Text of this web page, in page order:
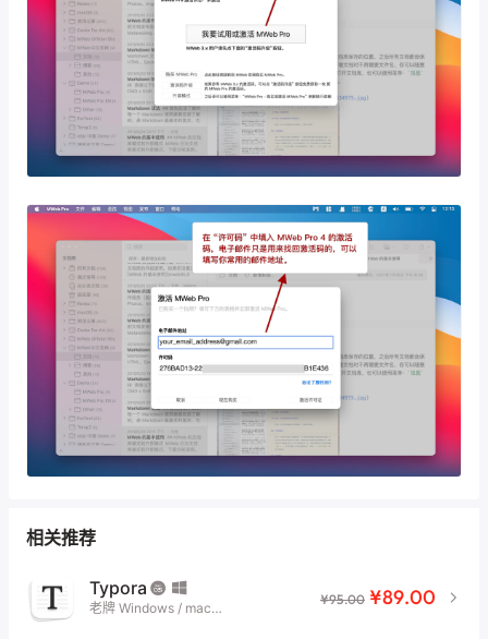
相关推荐
Typora
老牌 Windows / macOS
¥95.00 ¥89.00